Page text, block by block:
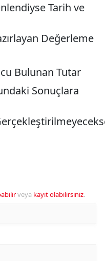
Tarih ve
Değerleme
Bulunan Tutar
Sonuçlara
veya kayıt olabilirsiniz.